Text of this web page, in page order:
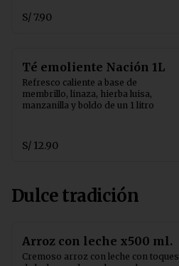
S/ 7.90
Té emoliente Nación 1L
Refresco caliente a base de
membrillo, linaza, hierba luisa,
manzanilla y boldo de un 1 litro
S/ 12.90
Dulce tradición
Arroz con leche x500 ml.
Cremoso arroz con leche con toques